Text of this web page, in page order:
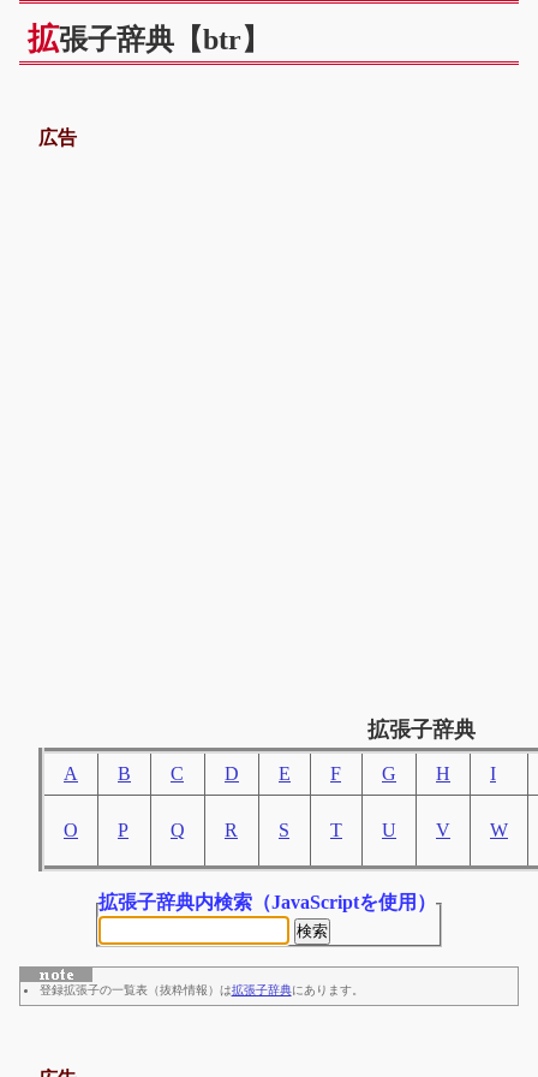
拡張子辞典【btr】
広告
拡張子辞典
A B C D E F G H I
O P Q R S T U V W
拡張子辞典内検索 （JavaScriptを使用）
登録拡張子の一覧表（抜粋情報）は拡張子辞典にあります。